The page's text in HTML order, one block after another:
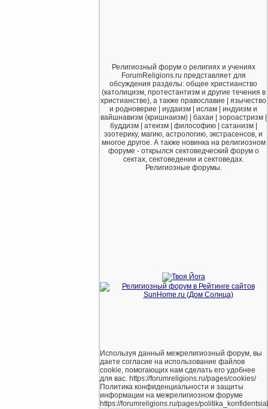
Религиозный форум о религиях и учениях
ForumReligions.ru представляет для
обсуждения разделы: общее христианство
(католицизм, протестантизм и другие течения в
христианстве), а также православие | язычество
и родноверие | иудаизм | ислам | индуизм и
вайшнавизм (кришнаизм) | бахаи | зороастризм |
буддизм | атеизм | философию | сатанизм |
эзотерику, магию, астрологию, экстрасенсов, и
многое другое. А также новинка на религиозном
форуме - открылся сектоведческий форум о
сектах, сектоведении и сектоведах.
Религиозные форумы.
Используя данный межрелигиозный форум, вы
даете согласие на использование файлов
cookie, помогающих нам сделать его удобнее
для вас. https://forumreligions.ru/pages/cookies/
Политика конфиденциальности и защиты
информации на межрелигиозном форуме
https://forumreligions.ru/pages/